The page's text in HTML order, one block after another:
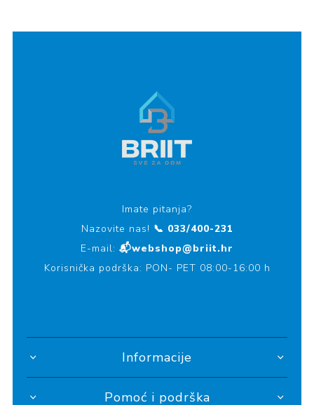
Imate pitanja?
Nazovite nas! 📞 033/400-231
E-mail: 📬webshop@briit.hr
Korisnička podrška: PON- PET 08:00-16:00 h
Informacije
Pomoć i podrška